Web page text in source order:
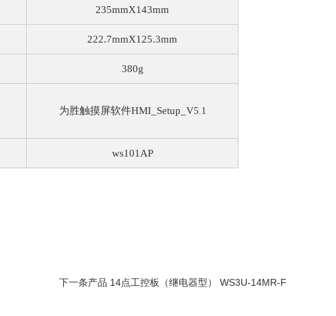
235mmX143mm
222.7mmX125.3mm
380g
为胜触摸屏软件HMI_Setup_V5.1
ws101AP
下一条产品 14点工控板（继电器型） WS3U-14MR-F